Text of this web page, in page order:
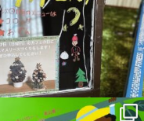
11月 16
sateraito_okazaki